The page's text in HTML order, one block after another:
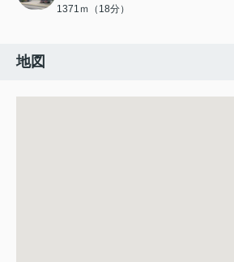
1371ｍ（18分）
地図